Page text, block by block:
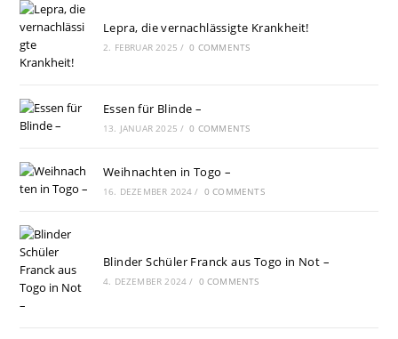
Lepra, die vernachlässigte Krankheit!
2. FEBRUAR 2025 / 0 COMMENTS
Essen für Blinde –
13. JANUAR 2025 / 0 COMMENTS
Weihnachten in Togo –
16. DEZEMBER 2024 / 0 COMMENTS
Blinder Schüler Franck aus Togo in Not –
4. DEZEMBER 2024 / 0 COMMENTS